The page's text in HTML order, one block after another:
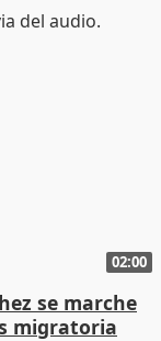
02:00
se marche
migratoria